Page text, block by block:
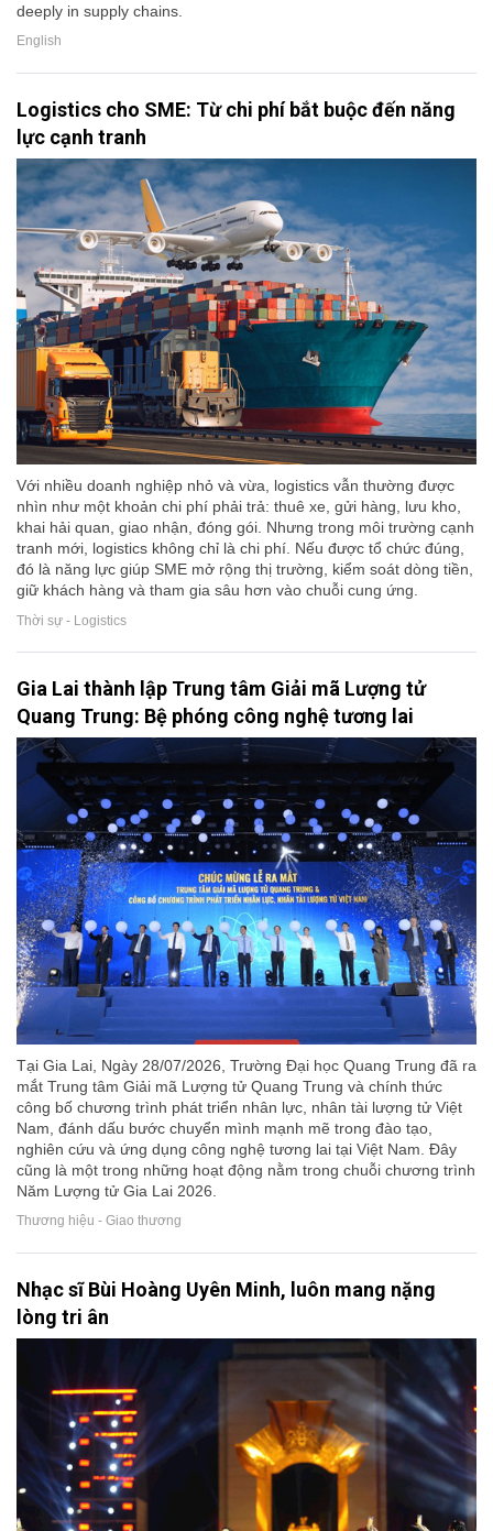
deeply in supply chains.
English
Logistics cho SME: Từ chi phí bắt buộc đến năng
lực cạnh tranh
Với nhiều doanh nghiệp nhỏ và vừa, logistics vẫn thường được
nhìn như một khoản chi phí phải trả: thuê xe, gửi hàng, lưu kho,
khai hải quan, giao nhận, đóng gói. Nhưng trong môi trường cạnh
tranh mới, logistics không chỉ là chi phí. Nếu được tổ chức đúng,
đó là năng lực giúp SME mở rộng thị trường, kiểm soát dòng tiền,
giữ khách hàng và tham gia sâu hơn vào chuỗi cung ứng.
Thời sự - Logistics
Gia Lai thành lập Trung tâm Giải mã Lượng tử
Quang Trung: Bệ phóng công nghệ tương lai
Tại Gia Lai, Ngày 28/07/2026, Trường Đại học Quang Trung đã ra
mắt Trung tâm Giải mã Lượng tử Quang Trung và chính thức
công bố chương trình phát triển nhân lực, nhân tài lượng tử Việt
Nam, đánh dấu bước chuyển mình mạnh mẽ trong đào tạo,
nghiên cứu và ứng dụng công nghệ tương lai tại Việt Nam. Đây
cũng là một trong những hoạt động nằm trong chuỗi chương trình
Năm Lượng tử Gia Lai 2026.
Thương hiệu - Giao thương
Nhạc sĩ Bùi Hoàng Uyên Minh, luôn mang nặng
lòng tri ân